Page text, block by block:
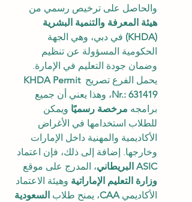
والحاصل على ترخيص رسمي من
هيئة المعرفة والتنمية البشرية
(KHDA)
في دبي، وهي الجهة
الحكومية المسؤولة عن تنظيم
وضمان جودة التعليم في الإمارة.
يحمل الفرع تصريح KHDA Permit
Nr.: 631419، وهذا يعني أن جميع
برامجه مرخصة رسميًا ويمكن
للطلاب استخدامها في الأغراض
الأكاديمية والمهنية داخل الإمارات
وخارجها. إضافة إلى ذلك، فإن اعتماد
ASIC البريطاني
، المدرج على موقع
وزارة التعليم الإماراتية وهيئة الاعتماد
الأكاديمي CAA، يمنح طلاب السعودية